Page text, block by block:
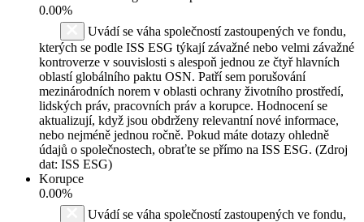
0.00%
Uvádí se váha společností zastoupených ve fondu,
kterých se podle ISS ESG týkají závažné nebo velmi závažné
kontroverze v souvislosti s alespoň jednou ze čtyř hlavních
oblastí globálního paktu OSN. Patří sem porušování
mezinárodních norem v oblasti ochrany životního prostředí,
lidských práv, pracovních práv a korupce. Hodnocení se
aktualizují, když jsou obdrženy relevantní nové informace,
nebo nejméně jednou ročně. Pokud máte dotazy ohledně
údajů o společnostech, obraťte se přímo na ISS ESG. (Zdroj
dat: ISS ESG)
Korupce
0.00%
Uvádí se váha společností zastoupených ve fondu,